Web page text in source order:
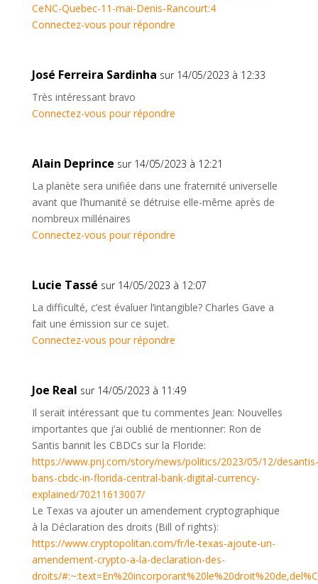
CeNC-Quebec-11-mai-Denis-Rancourt:4
Connectez-vous pour répondre
José Ferreira Sardinha sur 14/05/2023 à 12:33
Très intéressant bravo
Connectez-vous pour répondre
Alain Deprince sur 14/05/2023 à 12:21
La planète sera unifiée dans une fraternité universelle
avant que l’humanité se détruise elle-même après de
nombreux millénaires
Connectez-vous pour répondre
Lucie Tassé sur 14/05/2023 à 12:07
La difficulté, c’est évaluer l’intangible? Charles Gave a
fait une émission sur ce sujet.
Connectez-vous pour répondre
Joe Real sur 14/05/2023 à 11:49
Il serait intéressant que tu commentes Jean: Nouvelles
importantes que j’ai oublié de mentionner: Ron de
Santis bannit les CBDCs sur la Floride:
https://www.pnj.com/story/news/politics/2023/05/12/desantis-
bans-cbdc-in-florida-central-bank-digital-currency-
explained/70211613007/
Le Texas va ajouter un amendement cryptographique
à la Déclaration des droits (Bill of rights):
https://www.cryptopolitan.com/fr/le-texas-ajoute-un-
amendement-crypto-a-la-declaration-des-
droits/